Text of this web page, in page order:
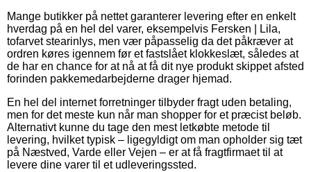
Mange butikker på nettet garanterer levering efter en enkelt
hverdag på en hel del varer, eksempelvis Fersken | Lila,
tofarvet stearinlys, men vær påpasselig da det påkræver at
ordren køres igennem før et fastslået klokkeslæt, således at
de har en chance for at nå at få dit nye produkt skippet afsted
forinden pakkemedarbejderne drager hjemad.
En hel del internet forretninger tilbyder fragt uden betaling,
men for det meste kun når man shopper for et præcist beløb.
Alternativt kunne du tage den mest letkøbte metode til
levering, hvilket typisk – ligegyldigt om man opholder sig tæt
på Næstved, Varde eller Vejen – er at få fragtfirmaet til at
levere dine varer til et udleveringssted.